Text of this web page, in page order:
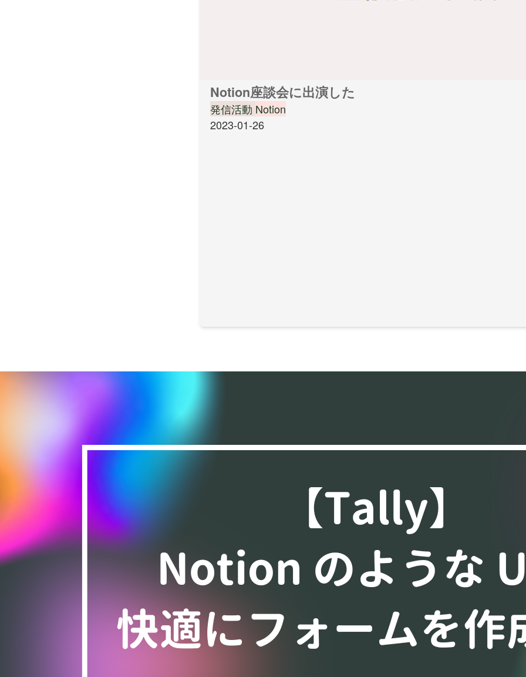
Notion座談会に出演した
発信活動 Notion
2023-01-26